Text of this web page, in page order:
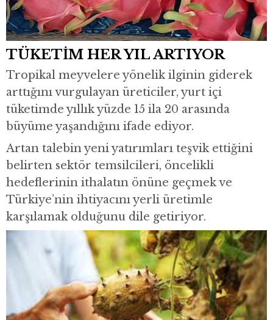
TÜKETİM HER YIL ARTIYOR
Tropikal meyvelere yönelik ilginin giderek
arttığını vurgulayan üreticiler, yurt içi
tüketimde yıllık yüzde 15 ila 20 arasında
büyüme yaşandığını ifade ediyor.
Artan talebin yeni yatırımları teşvik ettiğini
belirten sektör temsilcileri, öncelikli
hedeflerinin ithalatın önüne geçmek ve
Türkiye’nin ihtiyacını yerli üretimle
karşılamak olduğunu dile getiriyor.